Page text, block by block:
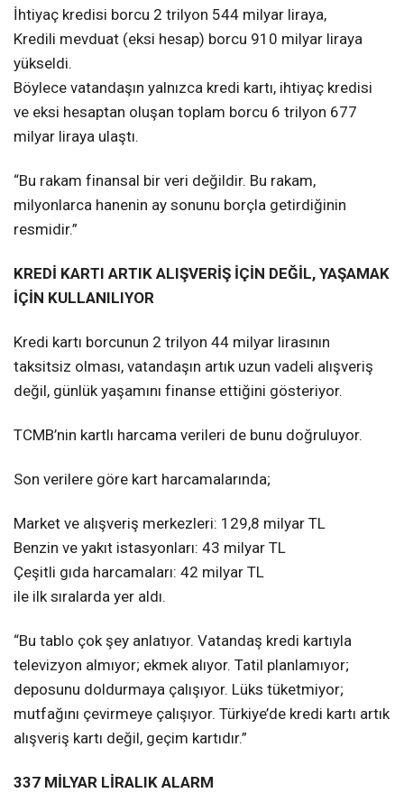
İhtiyaç kredisi borcu 2 trilyon 544 milyar liraya,
Kredili mevduat (eksi hesap) borcu 910 milyar liraya
yükseldi.
Böylece vatandaşın yalnızca kredi kartı, ihtiyaç kredisi
ve eksi hesaptan oluşan toplam borcu 6 trilyon 677
milyar liraya ulaştı.
“Bu rakam finansal bir veri değildir. Bu rakam,
milyonlarca hanenin ay sonunu borçla getirdiğinin
resmidir.”
KREDİ KARTI ARTIK ALIŞVERİŞ İÇİN DEĞİL, YAŞAMAK
İÇİN KULLANILIYOR
Kredi kartı borcunun 2 trilyon 44 milyar lirasının
taksitsiz olması, vatandaşın artık uzun vadeli alışveriş
değil, günlük yaşamını finanse ettiğini gösteriyor.
TCMB’nin kartlı harcama verileri de bunu doğruluyor.
Son verilere göre kart harcamalarında;
Market ve alışveriş merkezleri: 129,8 milyar TL
Benzin ve yakıt istasyonları: 43 milyar TL
Çeşitli gıda harcamaları: 42 milyar TL
ile ilk sıralarda yer aldı.
“Bu tablo çok şey anlatıyor. Vatandaş kredi kartıyla
televizyon almıyor; ekmek alıyor. Tatil planlamıyor;
deposunu doldurmaya çalışıyor. Lüks tüketmiyor;
mutfağını çevirmeye çalışıyor. Türkiye’de kredi kartı artık
alışveriş kartı değil, geçim kartıdır.”
337 MİLYAR LİRALIK ALARM